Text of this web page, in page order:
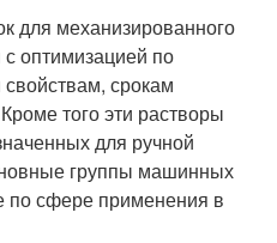
для механизированного
оптимизацией по
срокам
того эти растворы
для ручной
группы машинных
по сфере применения в